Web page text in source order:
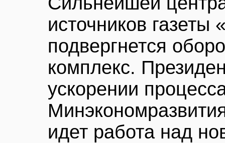
источников
подвергнется
комплекс.
ускорении
идет работа над